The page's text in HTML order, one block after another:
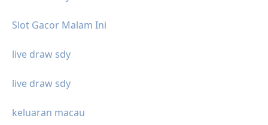
Slot Gacor Malam Ini
live draw sdy
live draw sdy
keluaran macau